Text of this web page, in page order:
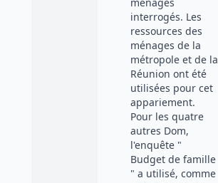
interrogés. Les
ressources des
ménages de la
métropole et de la
Réunion ont été
utilisées pour cet
appariement.
Pour les quatre
autres Dom,
l'enquête "
Budget de famille
" a utilisé, comme